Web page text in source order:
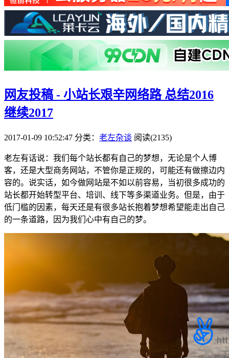
网友投稿 - 小站长艰辛网络路 总结2016
继续2017
2017-01-09 10:52:47 分类： 老左杂谈 阅读(2135)
老左有话说：我们每个站长都有自己的梦想，无论是个人博
客，还是大型商务网站，不管你是正规的，可能还有做擦边内
容的。说实话，如今做网站是不如以前容易，当初很多成功的
站长都开始转型平台、培训、线下等多渠道业务。但是，由于
低门槛的因素，每天还是有很多站长抱着梦想希望能走出自己
的一条道路，因为我们心中有自己的梦。